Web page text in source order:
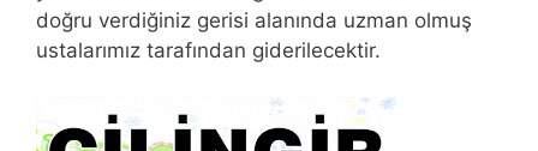
doğru verdiğiniz gerisi alanında uzman olmuş
ustalarımız tarafından giderilecektir.